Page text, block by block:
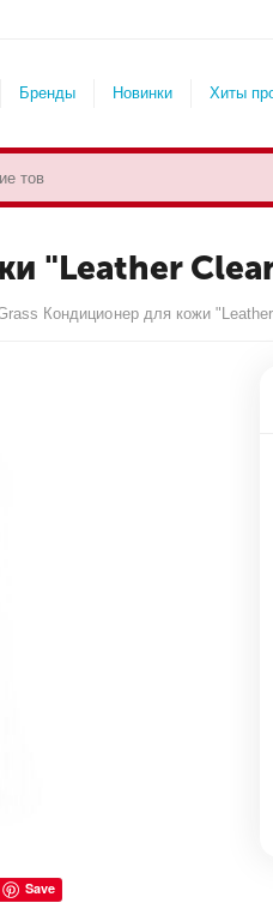
Бренды Новинки Хиты
"Leather
Save